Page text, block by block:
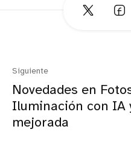
Siguiente
Novedades en
Iluminación con IA
mejorada